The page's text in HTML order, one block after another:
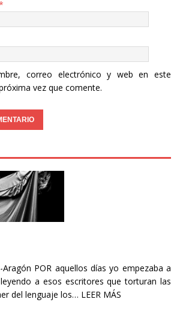
correo electrónico y web en este
vez que comente.
POR aquellos días yo empezaba a
a esos escritores que torturan las
del lenguaje los… LEER MÁS